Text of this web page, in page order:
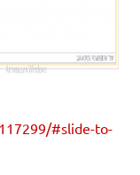
#slide-to-